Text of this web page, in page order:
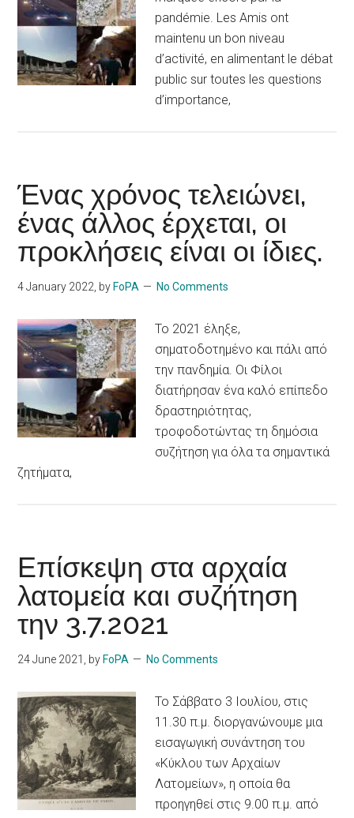
pandémie. Les Amis ont
maintenu un bon niveau
d’activité, en alimentant le débat
public sur toutes les questions
d’importance,
Ένας χρόνος τελειώνει,
ένας άλλος έρχεται, οι
προκλήσεις είναι οι ίδιες.
4 January 2022, by FoPA No Comments
Το 2021 έληξε,
σηματοδοτημένο και πάλι από
την πανδημία. Οι Φίλοι
διατήρησαν ένα καλό επίπεδο
δραστηριότητας,
τροφοδοτώντας τη δημόσια
συζήτηση για όλα τα σημαντικά
ζητήματα,
Επίσκεψη στα αρχαία
λατομεία και συζήτηση
την 3.7.2021
24 June 2021 , by FoPA No Comments
Το Σάββατο 3 Ιουλίου, στις
11.30 π.μ. διοργανώνουμε μια
εισαγωγική συνάντηση του
«Κύκλου των Αρχαίων
Λατομείων», η οποία θα
προηγηθεί στις 9.00 π.μ. από